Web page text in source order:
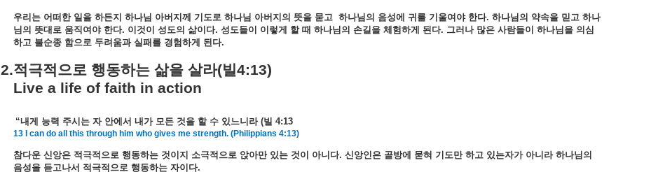
우리는 어떠한 일을 하든지 하나님 아버지께 기도로 하나님 아버지의 뜻을 묻고 하나님의 음성에 귀를 기울여야 한다. 하나님의 약속을 믿고 하나
님의 뜻대로 움직여야 한다. 이것이 성도의 삶이다. 성도들이 이렇게 할 때 하나님의 손길을 체험하게 된다. 그러나 많은 사람들이 하나님을 의심
하고 불순종 함으로 두려움과 실패를 경험하게 된다.
2.적극적으로 행동하는 삶을 살라(빌4:13)
Live a life of faith in action
“내게 능력 주시는 자 안에서 내가 모든 것을 할 수 있느니라(빌 4:13
13 I can do all this through him who gives me strength. (Philippians 4:13)
참다운 신앙은 적극적으로 행동하는 것이지 소극적으로 앉아만 있는 것이 아니다. 신앙인은 골방에 묻혀 기도만 하고 있는자가 아니라 하나님의
음성을 듣고나서 적극적으로 행동하는 자이다.